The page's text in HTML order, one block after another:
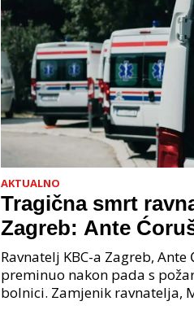
AKTUALNO
Tragična smrt
Zagreb: Ante
nakon pada u
mjestu događaja
Ravnatelj KBC-a Zagreb,
preminuo nakon pada s
bolnici. Zamjenik ravnatelja,